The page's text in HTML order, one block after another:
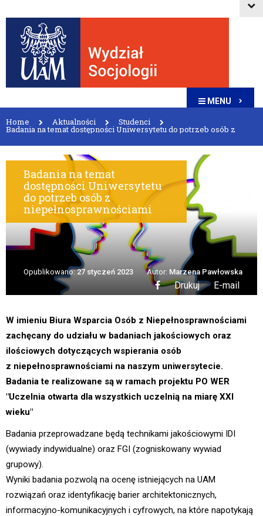
MENU
Home Aktualności Studenci
Badania na temat dostępności Uniwersytetu do potrzeb osób z
niepełnosprawnościami
Badania na temat
dostępności Uniwersytetu
do potrzeb osób z
niepełnosprawnościami
Drukuj E-mail
Opublikowano:27 styczeń 2023 Autor: Marzena Pawłowska
W imieniu Biura Wsparcia Osób z Niepełnosprawnościami
zachęcany do udziału w badaniach jakościowych oraz
ilościowych dotyczących wspierania osób
z niepełnosprawnościami na naszym uniwersytecie.
Badania te realizowane są w ramach projektu PO WER
"Uczelnia otwarta dla wszystkich uczelnią na miarę XXI
wieku"
Badania przeprowadzane będą technikami jakościowymi IDI
(wywiady indywidualne) oraz FGI (zogniskowany wywiad
grupowy).
Wyniki badania pozwolą na ocenę istniejących na UAM
rozwiązań oraz identyfikację barier architektonicznych,
informacyjno-komunikacyjnych i cyfrowych, na które napotykają